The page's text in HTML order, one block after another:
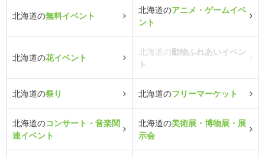
北海道の無料イベント
北海道のアニメ・ゲームイベ
ント
北海道の花イベント
北海道の動物ふれあいイベン
ト
北海道の祭り 北海道のフリーマーケット
北海道のコンサート・音楽関
連イベント
北海道の美術展・博物展・展
示会